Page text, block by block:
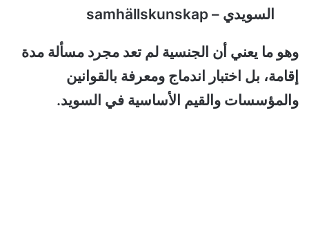
السويدي – samhällskunskap
وهو ما يعني أن الجنسية لم تعد مجرد مسألة مدة
إقامة، بل اختبار اندماج ومعرفة بالقوانين
والمؤسسات والقيم الأساسية في السويد.